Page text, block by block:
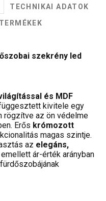
TECHNIKAI ADATOK
szekrény led
és MDF
kivitele egy
rögzítve az ön védelme
Erős krómozott
magas szintje.
az elegáns,
ár-érték arányban